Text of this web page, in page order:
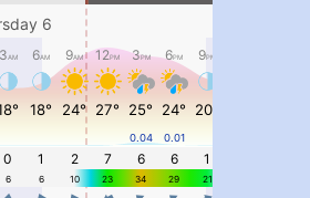
#PipIvanToday...
pimrec_project